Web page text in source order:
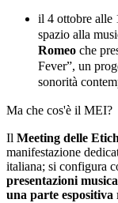
il 4 ottobre alle
spazio alla
Romeo che
Fever”, un
sonorità
Ma che cos'è il MEI?
Il Meeting delle
manifestazione
italiana; si configura
presentazioni
una parte